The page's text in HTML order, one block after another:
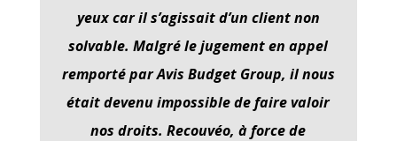
yeux car il s’agissait d’un client non
solvable. Malgré le jugement en appel
remporté par Avis Budget Group, il nous
était devenu impossible de faire valoir
nos droits. Recouvéo, à force de